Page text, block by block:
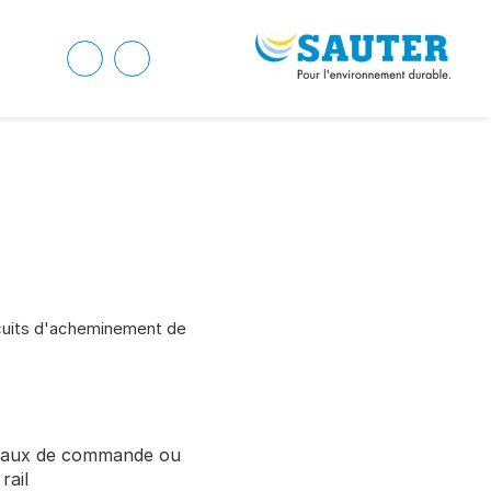
d'acheminement de
de commande ou